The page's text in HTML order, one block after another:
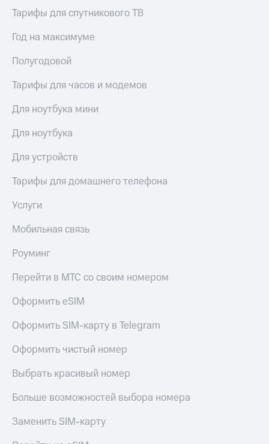
интернета
ТВ
Переводы
телефона
на карту
МТС Pay
Оплата
коду
магазин
Смартфоны
колонки
Умные
и
дом
Планшеты
Акции
и
скидки
Тарифы для спутникового ТВ
Год на максимуме
Полугодовой
Тарифы для часов и модемов
Для ноутбука мини
Для ноутбука
Для устройств
Тарифы для домашнего телефона
Услуги
Мобильная связь
Роуминг
Перейти в МТС со своим номером
Оформить eSIM
Оформить SIM-карту в Telegram
Оформить чистый номер
Выбрать красивый номер
Больше возможностей выбора номера
Заменить SIM-карту